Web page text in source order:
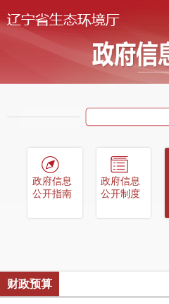
政府信息
公开指南
政府信息
公开制度
财政预算